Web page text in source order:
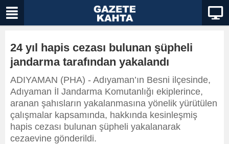
24 yıl hapis cezası bulunan şüpheli
jandarma tarafından yakalandı
ADIYAMAN (PHA) - Adıyaman’ın Besni ilçesinde,
Adıyaman İl Jandarma Komutanlığı ekiplerince,
aranan şahısların yakalanmasına yönelik yürütülen
çalışmalar kapsamında, hakkında kesinleşmiş
hapis cezası bulunan şüpheli yakalanarak
cezaevine gönderildi.